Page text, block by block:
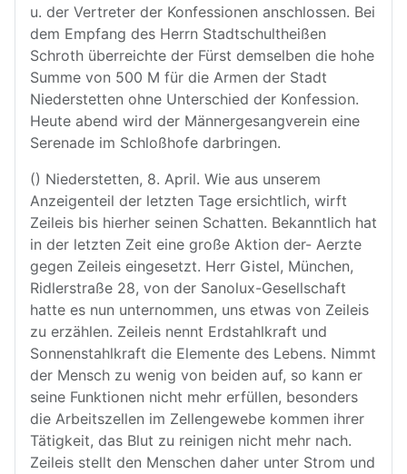
u. der Vertreter der Konfessionen anschlossen. Bei
dem Empfang des Herrn Stadtschultheißen
Schroth überreichte der Fürst demselben die hohe
Summe von 500 M für die Armen der Stadt
Niederstetten ohne Unterschied der Konfession.
Heute abend wird der Männergesangverein eine
Serenade im Schloßhofe darbringen.
() Niederstetten, 8. April. Wie aus unserem
Anzeigenteil der letzten Tage ersichtlich, wirft
Zeileis bis hierher seinen Schatten. Bekanntlich hat
in der letzten Zeit eine große Aktion der- Aerzte
gegen Zeileis eingesetzt. Herr Gistel, München,
Ridlerstraße 28, von der Sanolux-Gesellschaft
hatte es nun unternommen, uns etwas von Zeileis
zu erzählen. Zeileis nennt Erdstahlkraft und
Sonnenstahlkraft die Elemente des Lebens. Nimmt
der Mensch zu wenig von beiden auf, so kann er
seine Funktionen nicht mehr erfüllen, besonders
die Arbeitszellen im Zellengewebe kommen ihrer
Tätigkeit, das Blut zu reinigen nicht mehr nach.
Zeileis stellt den Menschen daher unter Strom und